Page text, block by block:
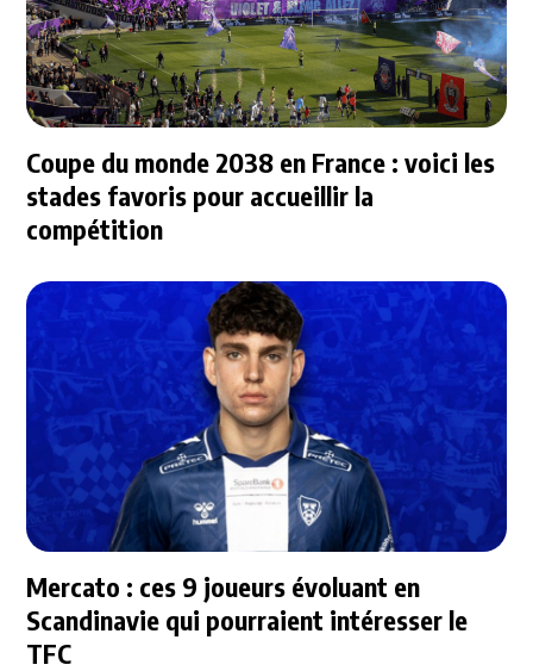
Coupe du monde 2038 en France : voici les
stades favoris pour accueillir la
compétition
Mercato : ces 9 joueurs évoluant en
Scandinavie qui pourraient intéresser le
TFC